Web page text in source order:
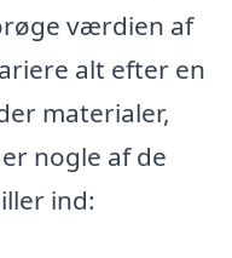
værdien af
alt efter en
materialer,
nogle af de
ind: